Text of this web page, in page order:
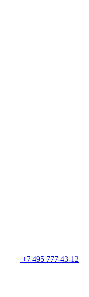
+7 495 777-43-12